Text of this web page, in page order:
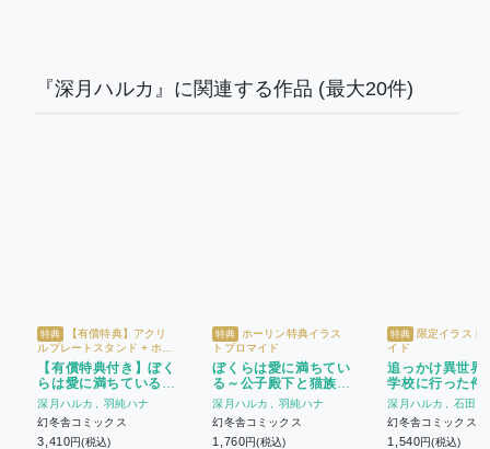
『深月ハルカ』に関連する作品 (最大20件)
特典
【有償特典】アクリ
ルプレートスタンド + ホー
リン特典イラストブロマイ
ド【有償特典付き】ぼく
らは愛に満ちている～
公子殿下と猫族たまの
東京下町ライフ～
深月ハルカ
羽純ハナ
幻冬舎コミックス
3,410円(税込)
特典 ホーリン特典イラス
トブロマイド
ぼくらは愛に満ちてい
る～公子殿下と猫族た
まの東京下町ライフ～
深月ハルカ
羽純ハナ
幻冬舎コミックス
1,760円(税込)
特典
限定イラスト
イド
追っかけ異世界
学校に行った件 ～恋
と陰謀、スパダ
は危機一髪～
深月ハルカ
石田惠
石田惠美
幻冬舎コミックス
1,540円(税込)